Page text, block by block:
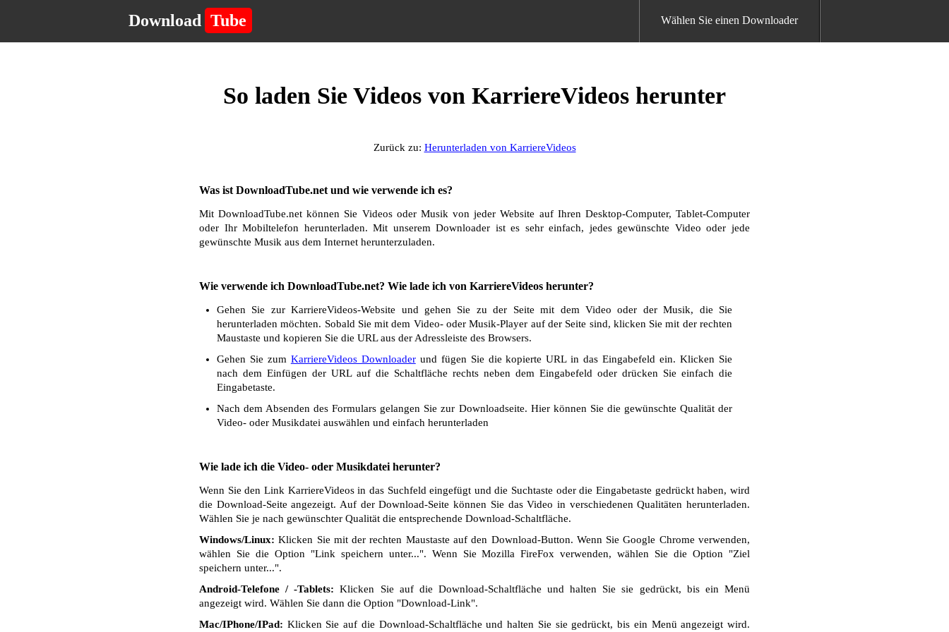
Download Tube Wählen Sie einen Downloader
So laden Sie Videos von KarriereVideos herunter
Zurück zu: Herunterladen von KarriereVideos
Was ist DownloadTube.net und wie verwende ich es?
Mit DownloadTube.net können Sie Videos oder Musik von jeder Website auf Ihren Desktop-Computer, Tablet-Computer
oder Ihr Mobiltelefon herunterladen. Mit unserem Downloader ist es sehr einfach, jedes gewünschte Video oder jede
gewünschte Musik aus dem Internet herunterzuladen.
Wie verwende ich DownloadTube.net? Wie lade ich von KarriereVideos herunter?
Gehen Sie zur KarriereVideos-Website und gehen Sie zu der Seite mit dem Video oder der Musik, die Sie
herunterladen möchten. Sobald Sie mit dem Video- oder Musik-Player auf der Seite sind, klicken Sie mit der rechten
Maustaste und kopieren Sie die URL aus der Adressleiste des Browsers.
Gehen Sie zum KarriereVideos Downloaderund fügen Sie die kopierte URL in das Eingabefeld ein. Klicken Sie
nach dem Einfügen der URL auf die Schaltfläche rechts neben dem Eingabefeld oder drücken Sie einfach die
Eingabetaste.
Nach dem Absenden des Formulars gelangen Sie zur Downloadseite. Hier können Sie die gewünschte Qualität der
Video- oder Musikdatei auswählen und einfach herunterladen
Wie lade ich die Video- oder Musikdatei herunter?
Wenn Sie den Link KarriereVideos in das Suchfeld eingefügt und die Suchtaste oder die Eingabetaste gedrückt haben, wird
die Download-Seite angezeigt. Auf der Download-Seite können Sie das Video in verschiedenen Qualitäten herunterladen.
Wählen Sie je nach gewünschter Qualität die entsprechende Download-Schaltfläche.
Windows/Linux: Klicken Sie mit der rechten Maustaste auf den Download-Button. Wenn Sie Google Chrome verwenden,
wählen Sie die Option "Link speichern unter...". Wenn Sie Mozilla FireFox verwenden, wählen Sie die Option "Ziel
speichern unter...".
Android-Telefone / -Tablets: Klicken Sie auf die Download-Schaltfläche und halten Sie sie gedrückt, bis ein Menü
angezeigt wird. Wählen Sie dann die Option "Download-Link".
Mac/IPhone/IPad: Klicken Sie auf die Download-Schaltfläche und halten Sie sie gedrückt, bis ein Menü angezeigt wird.